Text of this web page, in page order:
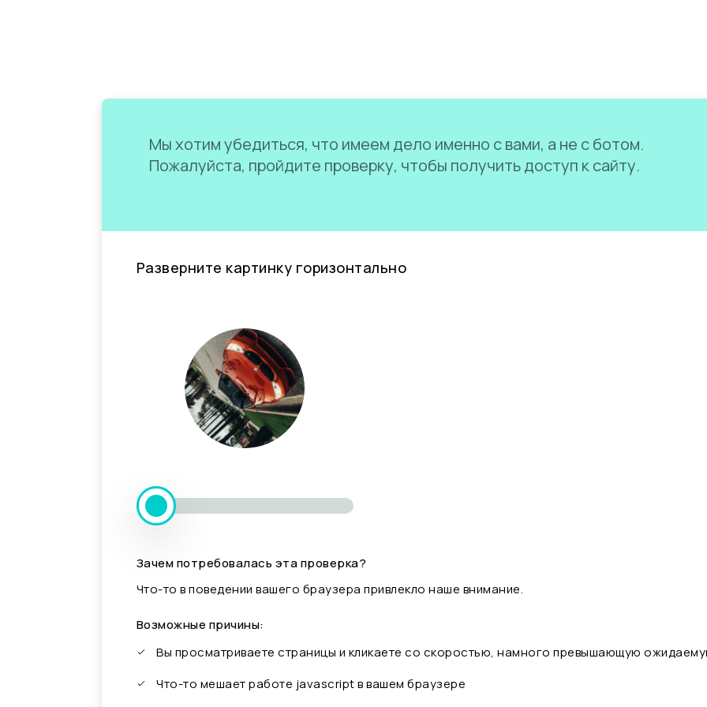
Мы хотим убедиться, что имеем дело именно с вами, а не с ботом.
Пожалуйста, пройдите проверку, чтобы получить доступ к сайту.
Разверните картинку горизонтально
Зачем потребовалась эта проверка?
Что-то в поведении вашего браузера привлекло наше внимание.
Возможные причины:
Вы просматриваете страницы и кликаете со скоростью, намного превышающую
Что-то мешает работе javascript в вашем браузере